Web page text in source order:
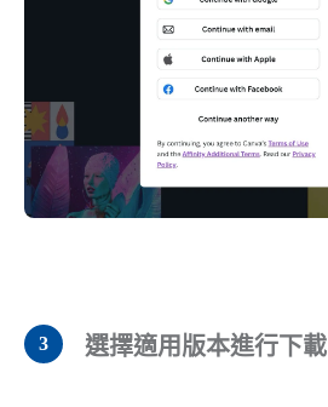
選擇適用版本進行下載